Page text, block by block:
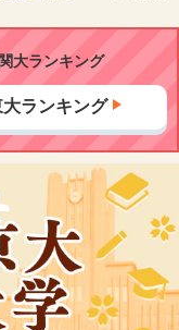
大ランキング
大ランキング